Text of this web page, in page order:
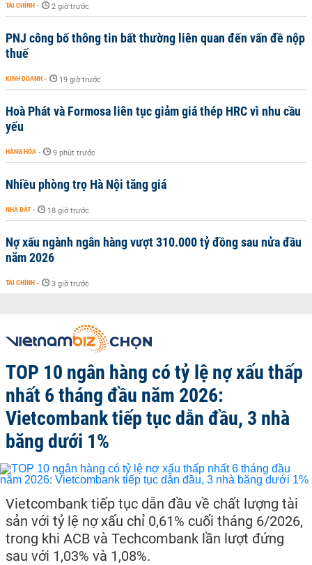
TÀI CHÍNH - 2 giờ trước
PNJ công bố thông tin bất thường liên quan đến vấn đề nộp
thuế
KINH DOANH - 19 giờ trước
Hoà Phát và Formosa liên tục giảm giá thép HRC vì nhu cầu
yếu
HÀNG HÓA - 9 phút trước
Nhiều phòng trọ Hà Nội tăng giá
NHÀ ĐẤT - 18 giờ trước
Nợ xấu ngành ngân hàng vượt 310.000 tỷ đồng sau nửa đầu
năm 2026
TÀI CHÍNH - 3 giờ trước
TOP 10 ngân hàng có tỷ lệ nợ xấu thấp
nhất 6 tháng đầu năm 2026:
Vietcombank tiếp tục dẫn đầu, 3 nhà
băng dưới 1%
Vietcombank tiếp tục dẫn đầu về chất lượng tài
sản với tỷ lệ nợ xấu chỉ 0,61% cuối tháng 6/2026,
trong khi ACB và Techcombank lần lượt đứng
sau với 1,03% và 1,08%.